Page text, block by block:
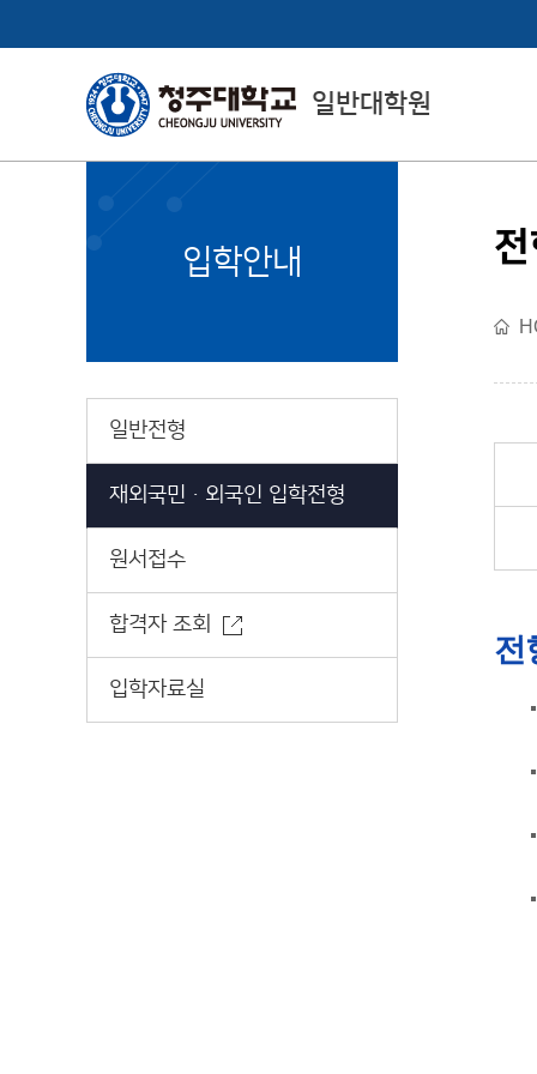
일반대학원
CheongJu
입학안내
일반전형
재외국민ㆍ외국인 입학전형
원서접수
합격자 조회
입학자료실
전